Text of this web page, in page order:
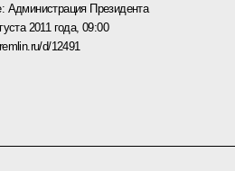
Администрация Президента
2011 года, 09:00
d/12491